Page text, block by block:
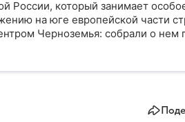
России, который занимает
на юге европейской части
Черноземья: собрали о нем